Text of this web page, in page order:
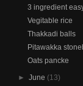
3 ingredient
Vegitable rice
Thakkadi balls
Pitawakka
Oats pancke
►June (13)